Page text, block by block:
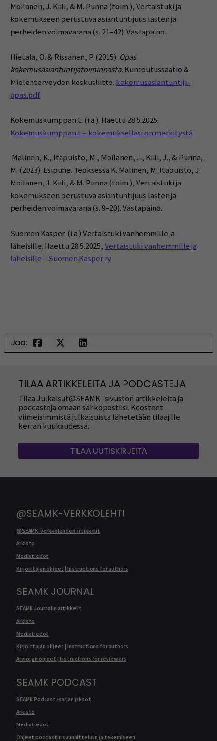
Moilanen, J. Kiili, & M. Punna (toim.), Vertaistuki ja
kokemukseen perustuva asiantuntijuus lasten ja
perheiden voimavarana (s. 21–42). Vastapaino.
Hietala, O. & Rissanen, P. (2015). Opas
kokemusasiantuntijatoiminnasta. Kuntoutussäätiö &
Mielenterveyden keskusliitto. kokemusasiantuntija-
opas.pdf
Kokemuskumppanit. (i.a.). Haettu 28.5.2025.
Kokemuskumppanit – kokemuk­sellasi on merkitystä
Malinen, K., Itäpuisto, M., Moilanen, J., Kiili, J., & Punna,
M. (2023). Esipuhe. Teoksessa K. Malinen, M. Itäpuisto, J.
Moilanen, J. Kiili, & M. Punna (toim.), Vertaistuki ja
kokemukseen perustuva asiantuntijuus lasten ja
perheiden voimavarana (s. 9–20). Vastapaino.
Suomen Kasper. (i.a.) Vertaistuki vanhemmille ja
läheisille. Haettu 28.5.2025,Vertaistuki vanhemmille ja
läheisille – Suomen Kasper ry
Jaa:
TILAA ARTIKKELEITA JA PODCASTEJA
Tilaa Julkaisut@SEAMK -sivuston artikkeleita ja
podcasteja omaan sähköpostiisi. Koosteet
viimeisimmistä julkaisuista lähetetään tilaajille
kerran kuukaudessa.
TILAA UUTISKIRJEITÄ
@SEAMK-VERKKOLEHTI
@SEAMK-verkkolehden artikkelit
Arkisto
Mediatiedot
Kirjoittajan ohjeet | Instructions for authors
SEAMK JOURNAL
SEAMK Journalin artikkelit
Arkisto
Mediatiedot
Kirjoittajan ohjeet | Instructions for authors
Arvioijan ohjeet | Instructions for reviewers
SEAMK PODCAST
SEAMK Podcast -sarjan jaksot
Arkisto
Mediatiedot
Ohjeet podcastin suunnitteluun ja tekemiseen